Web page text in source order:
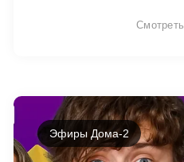
Смотреть
Эфиры Дома-2